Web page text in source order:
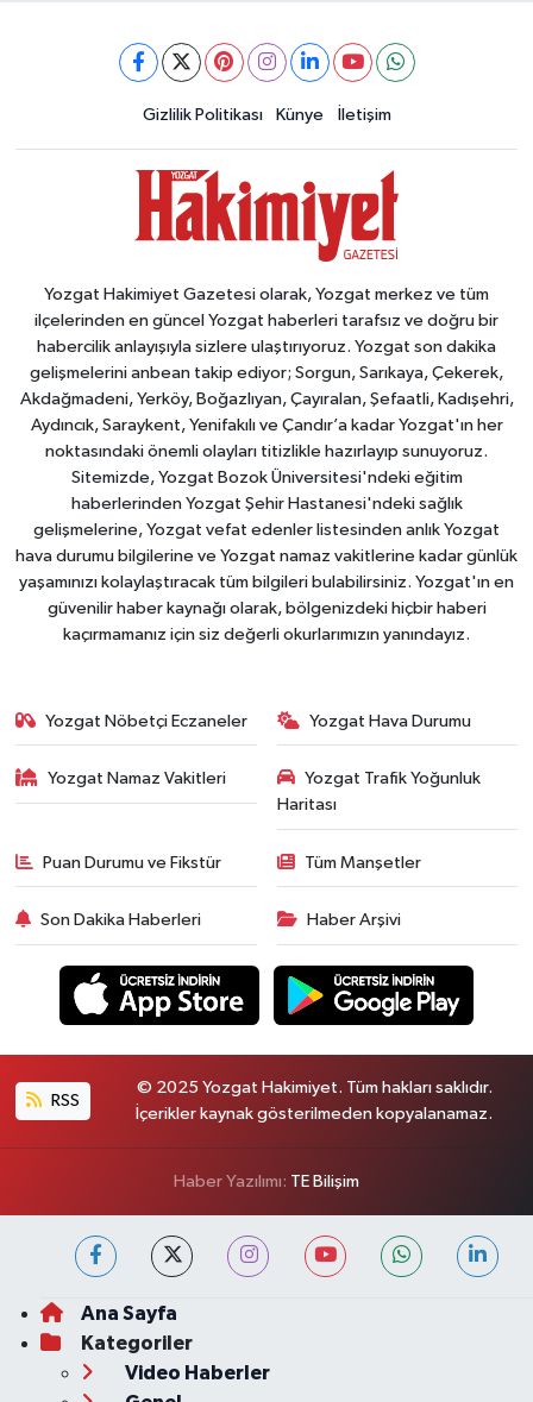
Gizlilik Politikası Künye İletişim
Yozgat Hakimiyet Gazetesi olarak, Yozgat merkez ve tüm
ilçelerinden en güncel Yozgat haberleri tarafsız ve doğru bir
habercilik anlayışıyla sizlere ulaştırıyoruz. Yozgat son dakika
gelişmelerini anbean takip ediyor; Sorgun, Sarıkaya, Çekerek,
Akdağmadeni, Yerköy, Boğazlıyan, Çayıralan, Şefaatli, Kadışehri,
Aydıncık, Saraykent, Yenifakılı ve Çandır’a kadar Yozgat'ın her
noktasındaki önemli olayları titizlikle hazırlayıp sunuyoruz.
Sitemizde, Yozgat Bozok Üniversitesi'ndeki eğitim
haberlerinden Yozgat Şehir Hastanesi'ndeki sağlık
gelişmelerine, Yozgat vefat edenler listesinden anlık Yozgat
hava durumu bilgilerine ve Yozgat namaz vakitlerine kadar günlük
yaşamınızı kolaylaştıracak tüm bilgileri bulabilirsiniz. Yozgat'ın en
güvenilir haber kaynağı olarak, bölgenizdeki hiçbir haberi
kaçırmamanız için siz değerli okurlarımızın yanındayız.
Yozgat Nöbetçi Eczaneler Yozgat Hava Durumu
Yozgat Namaz Vakitleri
Yozgat Trafik Yoğunluk
Haritası
Puan Durumu ve Fikstür Tüm Manşetler
Son Dakika Haberleri Haber Arşivi
RSS
© 2025 Yozgat Hakimiyet. Tüm hakları saklıdır.
İçerikler kaynak gösterilmeden kopyalanamaz.
Haber Yazılımı: TE Bilişim
Ana Sayfa
Kategoriler
Video Haberler